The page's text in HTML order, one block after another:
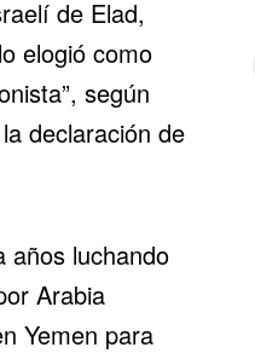
de Elad,
elogió como
según
declaración de
años luchando
Arabia
Yemen para